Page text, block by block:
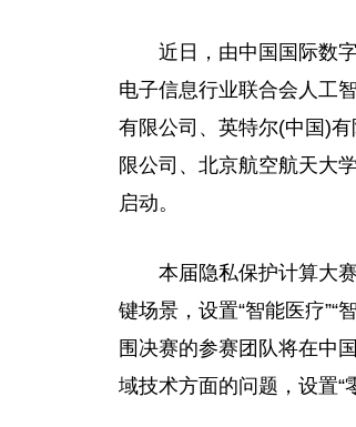
近日，由中国国际数
电子信息行业联合会人工
有限公司、英特尔(中国)
限公司、北京航空航天大
启动。
本届隐私保护计算大
键场景，设置“智能医疗”“
围决赛的参赛团队将在中
域技术方面的问题，设置“